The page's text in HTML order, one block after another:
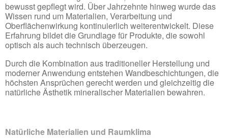
bewusst gepflegt wird. Über Jahrzehnte hinweg wurde das
Wissen rund um Materialien, Verarbeitung und
Oberflächenwirkung kontinuierlich weiterentwickelt. Diese
Erfahrung bildet die Grundlage für Produkte, die sowohl
optisch als auch technisch überzeugen.
Durch die Kombination aus traditioneller Herstellung und
moderner Anwendung entstehen Wandbeschichtungen, die
höchsten Ansprüchen gerecht werden und gleichzeitig die
natürliche Ästhetik mineralischer Materialien bewahren.
Natürliche Materialien und Raumklima